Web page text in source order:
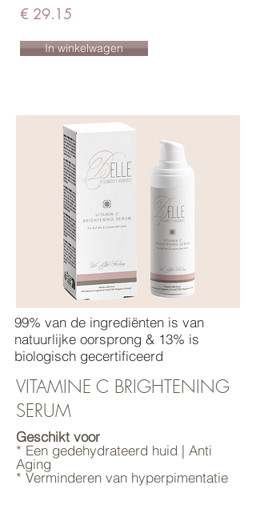
€ 29.15
In winkelwagen
99% van de ingrediënten is van
natuurlijke oorsprong & 13% is
biologisch gecertificeerd
VITAMINE C BRIGHTENING
SERUM
Geschikt voor
* Een gedehydrateerd huid | Anti
Aging
* Verminderen van hyperpimentatie